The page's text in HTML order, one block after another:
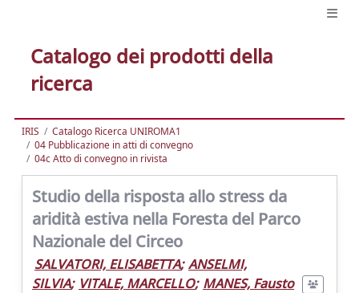
Catalogo dei prodotti della
ricerca
IRIS
Catalogo Ricerca UNIROMA1
04 Pubblicazione in atti di convegno
04c Atto di convegno in rivista
Studio della risposta allo stress da
aridità estiva nella Foresta del Parco
Nazionale del Circeo
SALVATORI, ELISABETTA; ANSELMI,
SILVIA; VITALE, MARCELLO; MANES, Fausto